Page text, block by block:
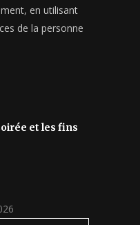
en utilisant
de la personne
et les fins